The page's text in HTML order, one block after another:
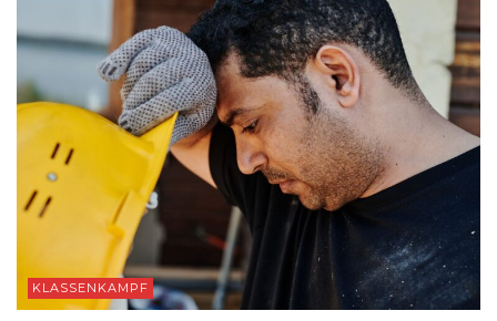
KLASSENKAMPF